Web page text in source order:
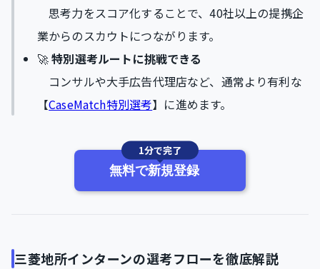
思考力をスコア化することで、40社以上の提携企
業からのスカウトにつながります。
🚀特別選考ルートに挑戦できる
コンサルや大手広告代理店など、通常より有利な
【CaseMatch特別選考】に進めます。
1分で完了
無料で新規登録
三菱地所インターンの選考フローを徹底解説